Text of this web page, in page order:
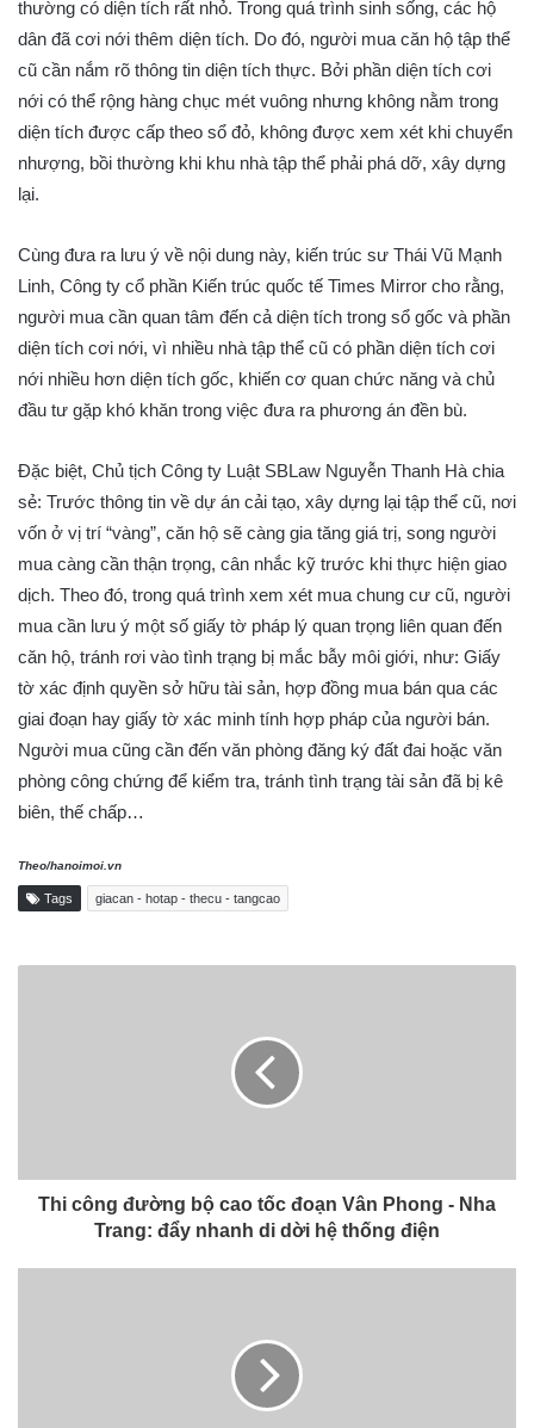
thường có diện tích rất nhỏ. Trong quá trình sinh sống, các hộ
dân đã cơi nới thêm diện tích. Do đó, người mua căn hộ tập thể
cũ cần nắm rõ thông tin diện tích thực. Bởi phần diện tích cơi
nới có thể rộng hàng chục mét vuông nhưng không nằm trong
diện tích được cấp theo sổ đỏ, không được xem xét khi chuyển
nhượng, bồi thường khi khu nhà tập thể phải phá dỡ, xây dựng
lại.
Cùng đưa ra lưu ý về nội dung này, kiến trúc sư Thái Vũ Mạnh
Linh, Công ty cổ phần Kiến trúc quốc tế Times Mirror cho rằng,
người mua cần quan tâm đến cả diện tích trong sổ gốc và phần
diện tích cơi nới, vì nhiều nhà tập thể cũ có phần diện tích cơi
nới nhiều hơn diện tích gốc, khiến cơ quan chức năng và chủ
đầu tư gặp khó khăn trong việc đưa ra phương án đền bù.
Đặc biệt, Chủ tịch Công ty Luật SBLaw Nguyễn Thanh Hà chia
sẻ: Trước thông tin về dự án cải tạo, xây dựng lại tập thể cũ, nơi
vốn ở vị trí “vàng”, căn hộ sẽ càng gia tăng giá trị, song người
mua càng cần thận trọng, cân nhắc kỹ trước khi thực hiện giao
dịch. Theo đó, trong quá trình xem xét mua chung cư cũ, người
mua cần lưu ý một số giấy tờ pháp lý quan trọng liên quan đến
căn hộ, tránh rơi vào tình trạng bị mắc bẫy môi giới, như: Giấy
tờ xác định quyền sở hữu tài sản, hợp đồng mua bán qua các
giai đoạn hay giấy tờ xác minh tính hợp pháp của người bán.
Người mua cũng cần đến văn phòng đăng ký đất đai hoặc văn
phòng công chứng để kiểm tra, tránh tình trạng tài sản đã bị kê
biên, thế chấp…
Theo/hanoimoi.vn
Tags giacan - hotap - thecu - tangcao
Thi công đường bộ cao tốc đoạn Vân Phong - Nha
Trang: đẩy nhanh di dời hệ thống điện